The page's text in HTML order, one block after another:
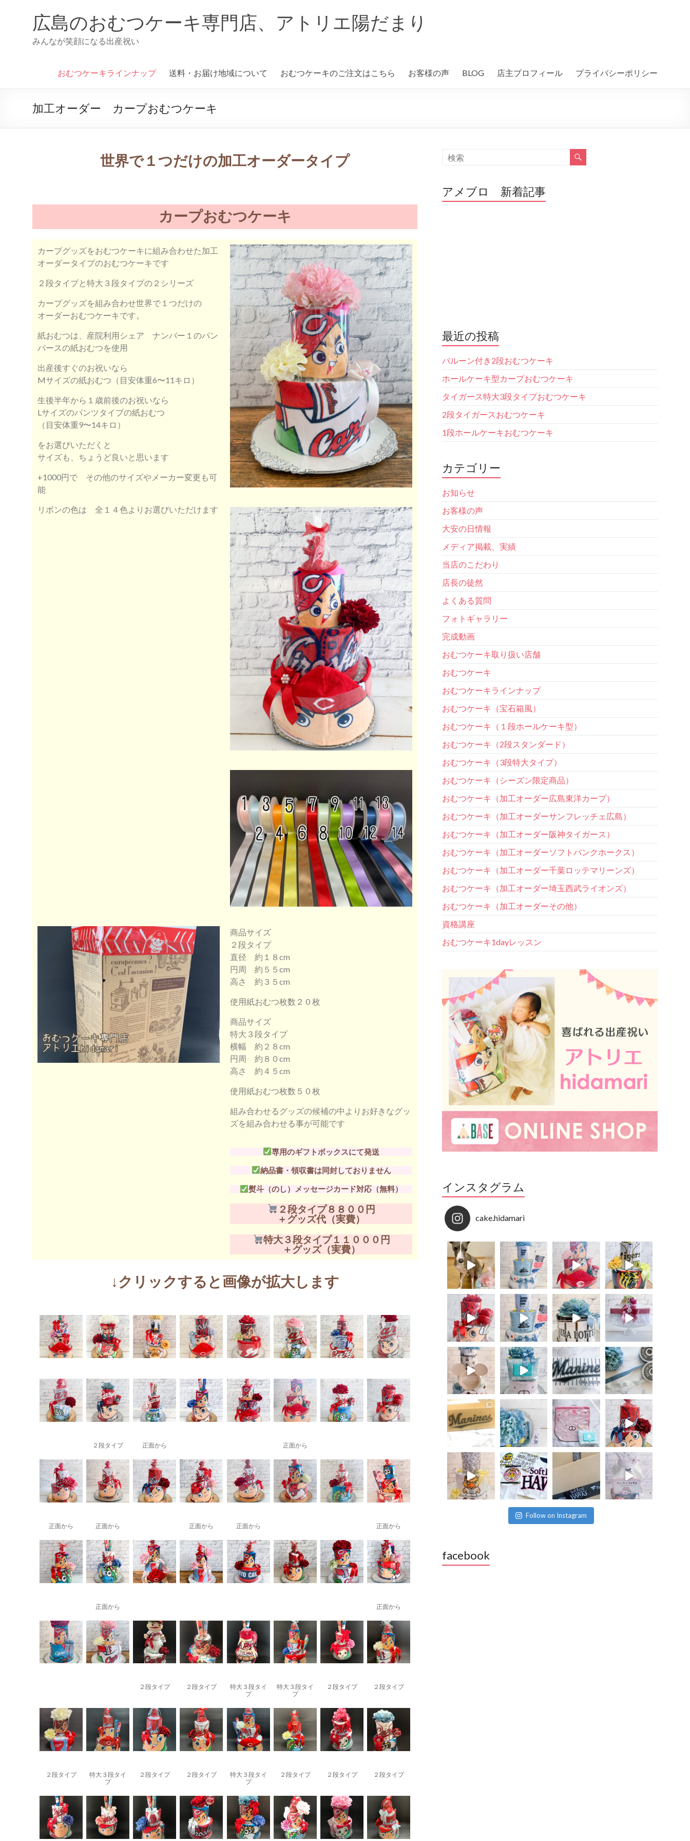
広島のおむつケーキ専門店、アトリエ陽だまり
みんなが笑顔になる出産祝い
おむつケーキラインナップ 送料・お届け地域について おむつケーキのご注文はこちら お客様の声 BLOG 店主プロフィール プライバシーポリシー
加工オーダー カープおむつケーキ
世界で１つだけの加工オーダータイプ
カープおむつケーキ
カープグッズをおむつケーキに組み合わせた加工
オーダータイプのおむつケーキです
２段タイプと特大３段タイプの２シリーズ
カープグッズを組み合わせ世界で１つだけの
オーダーおむつケーキです。
紙おむつは、産院利用シェア ナンバー１のパン
パースの紙おむつを使用
出産後すぐのお祝いなら
Mサイズの紙おむつ（目安体重6〜11キロ）
生後半年から１歳前後のお祝いなら
Lサイズのパンツタイプの紙おむつ
（目安体重9〜14キロ）
をお選びいただくと
サイズも、ちょうど良いと思います
+1000円で その他のサイズやメーカー変更も可
能
リボンの色は 全１４色よりお選びいただけます
商品サイズ
２段タイプ
直径 約１８cm
円周 約５５cm
高さ 約３５cm
使用紙おむつ枚数２０枚
商品サイズ
特大３段タイプ
横幅 約２８cm
円周 約８０cm
高さ 約４５cm
使用紙おむつ枚数５０枚
組み合わせるグッズの候補の中よりお好きなグッ
ズを組み合わせる事が可能です
専用のギフトボックスにて発送
納品書・領収書は同封しておりません
熨斗（のし）メッセージカード対応（無料）
２段タイプ８８００円
＋グッズ代（実費）
特大３段タイプ１１０００円
＋グッズ（実費）
↓クリックすると画像が拡大します
２段タイプ 正面から 正面から
正面から 正面から 正面から 正面から 正面から
正面から 正面から
２段タイプ ２段タイプ
特大３段タイ
プ
特大３段タイ
プ
２段タイプ ２段タイプ
２段タイプ
特大３段タイ
プ
２段タイプ ２段タイプ
特大３段タイ
プ
２段タイプ ２段タイプ ２段タイプ
アメブロ 新着記事
最近の投稿
バルーン付き2段おむつケーキ
ホールケーキ型カープおむつケーキ
タイガース特大3段タイプおむつケーキ
2段タイガースおむつケーキ
1段ホールケーキおむつケーキ
カテゴリー
お知らせ
お客様の声
大安の日情報
メディア掲載、実績
当店のこだわり
店長の徒然
よくある質問
フォトギャラリー
完成動画
おむつケーキ取り扱い店舗
おむつケーキ
おむつケーキラインナップ
おむつケーキ（宝石箱風）
おむつケーキ（１段ホールケーキ型）
おむつケーキ（2段スタンダード）
おむつケーキ（3段特大タイプ）
おむつケーキ（シーズン限定商品）
おむつケーキ（加工オーダー広島東洋カープ）
おむつケーキ（加工オーダーサンフレッチェ広島）
おむつケーキ（加工オーダー阪神タイガース）
おむつケーキ（加工オーダーソフトバンクホークス）
おむつケーキ（加工オーダー千葉ロッテマリーンズ）
おむつケーキ（加工オーダー埼玉西武ライオンズ）
おむつケーキ（加工オーダーその他）
資格講座
おむつケーキ1dayレッスン
インスタグラム
cake.hidamari
Follow on Instagram
facebook